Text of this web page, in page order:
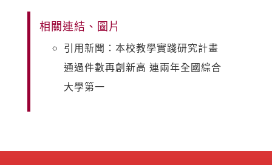
相關連結、圖片
引用新聞：本校教學實踐研究計畫
通過件數再創新高 連兩年全國綜合
大學第一